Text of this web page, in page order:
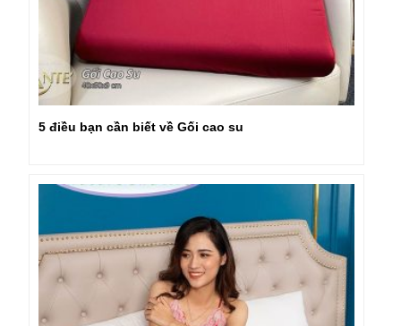
5 điều bạn cần biết về Gối cao su